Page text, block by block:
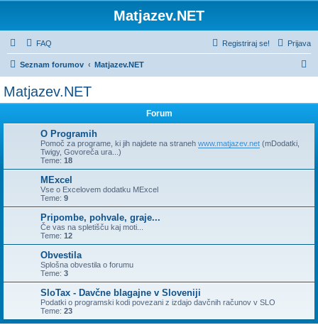
Matjazev.NET
FAQ Prijava
Registriraj se!
Seznam forumov Matjazev.NET
Matjazev.NET
Forum
O Programih
Pomoč za programe, ki jih najdete na straneh www.matjazev.net (mDodatki,
Twigy, Govoreča ura...)
Teme: 18
MExcel
Vse o Excelovem dodatku MExcel
Teme: 9
Pripombe, pohvale, graje...
Če vas na spletišču kaj moti...
Teme: 12
Obvestila
Splošna obvestila o forumu
Teme: 3
SloTax - Davčne blagajne v Sloveniji
Podatki o programski kodi povezani z izdajo davčnih računov v SLO
Teme: 23